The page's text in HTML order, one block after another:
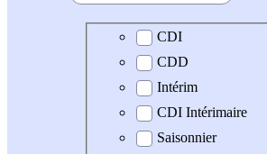
Type de contrat
CDI
CDD
Intérim
CDI Intérimaire
Saisonnier